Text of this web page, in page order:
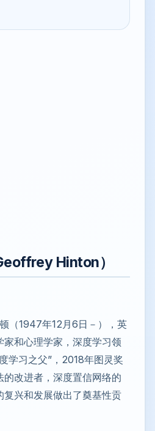
Hinton）
（1947年12月6日－），英
家和心理学家，深度学习领
学习之父”，2018年图灵奖
改进者，深度置信网络的
复兴和发展做出了奠基性贡